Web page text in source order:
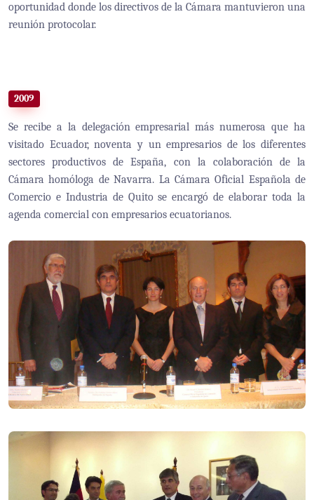
oportunidad donde los directivos de la Cámara mantuvieron una
reunión protocolar.
2009
Se recibe a la delegación empresarial más numerosa que ha
visitado Ecuador, noventa y un empresarios de los diferentes
sectores productivos de España, con la colaboración de la
Cámara homóloga de Navarra. La Cámara Oficial Española de
Comercio e Industria de Quito se encargó de elaborar toda la
agenda comercial con empresarios ecuatorianos.